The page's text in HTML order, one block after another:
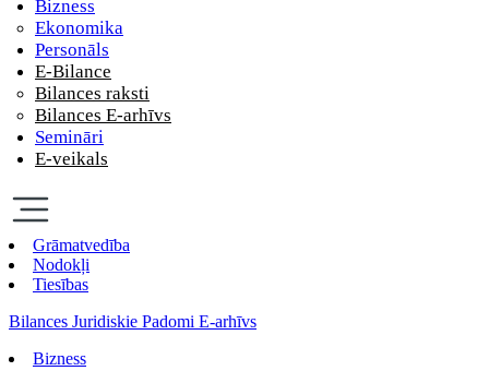
Bizness
Ekonomika
Personāls
E-Bilance
Bilances raksti
Bilances E-arhīvs
Semināri
E-veikals
Grāmatvedība
Nodokļi
Tiesības
Bilances Juridiskie Padomi E-arhīvs
Bizness